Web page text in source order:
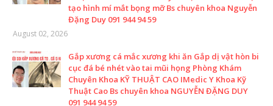
tạo hình mí mắt bọng mỡ Bs chuyên khoa Nguyễn
Đặng Duy 091 944 94 59
August 02, 2026
Gắp xương cá mắc xương khi ăn Gắp dị vật hòn bi
cục đá bé nhét vào tai mũi họng Phòng Khám
Chuyên Khoa KỸ THUẬT CAO IMedic Y Khoa Kỹ
Thuật Cao Bs chuyên khoa NGUYỄN ĐẶNG DUY
091 944 94 59